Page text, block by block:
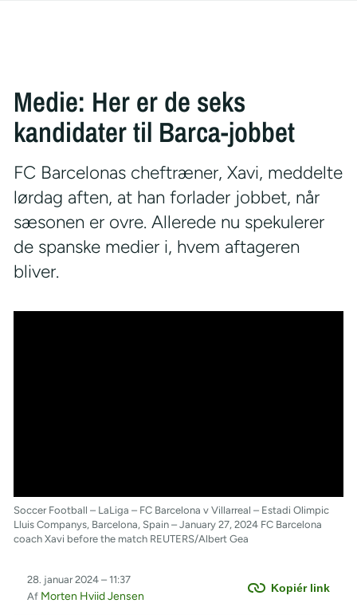
Medie: Her er de seks
kandidater til Barca-jobbet
FC Barcelonas cheftræner, Xavi, meddelte
lørdag aften, at han forlader jobbet, når
sæsonen er ovre. Allerede nu spekulerer
de spanske medier i, hvem aftageren
bliver.
Soccer Football – LaLiga – FC Barcelona v Villarreal – Estadi Olimpic
Lluis Companys, Barcelona, Spain – January 27, 2024 FC Barcelona
coach Xavi before the match REUTERS/Albert Gea
Kopiér link
28. januar 2024 – 11:37
Af Morten Hviid Jensen